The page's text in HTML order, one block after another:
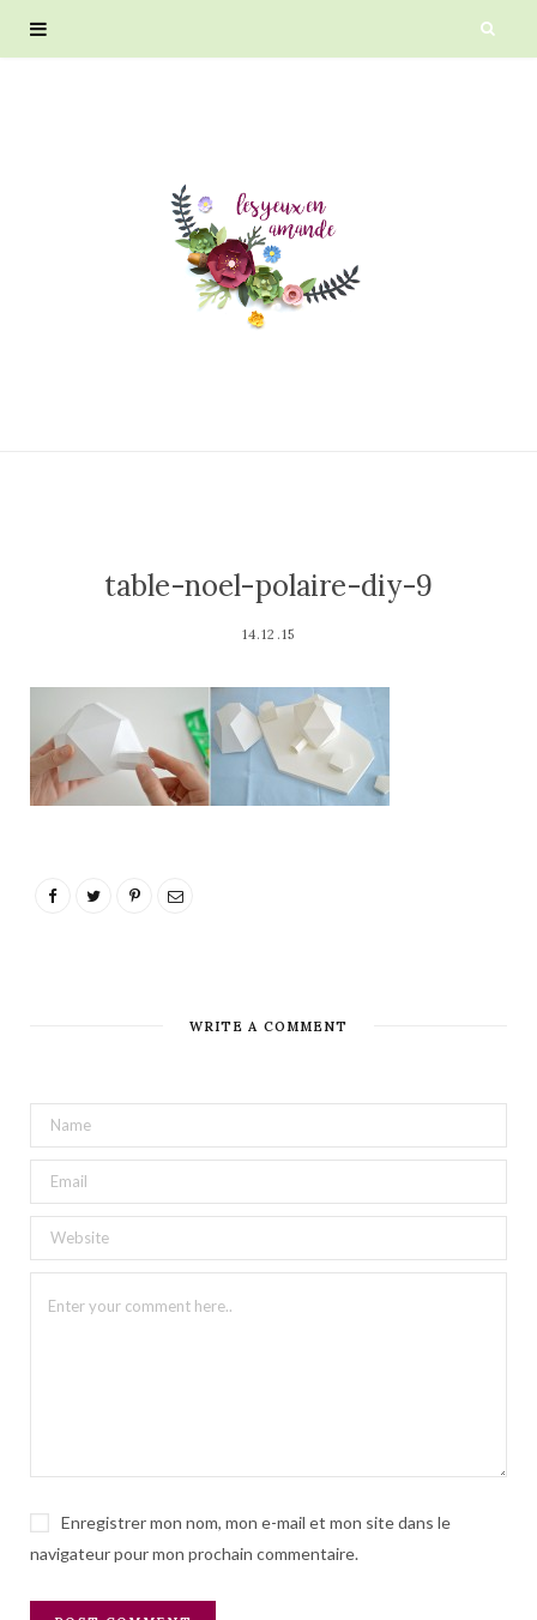
table-noel-polaire-diy-9
14.12.15
WRITE A COMMENT
Enregistrer mon nom, mon e-mail et mon site dans le
navigateur pour mon prochain commentaire.